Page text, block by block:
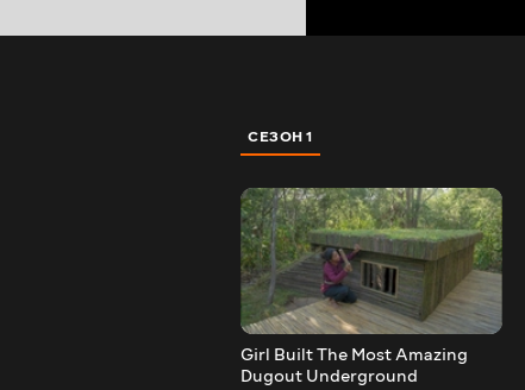
СЕЗОН 1
Girl Built The Most Amazing
Dugout Underground